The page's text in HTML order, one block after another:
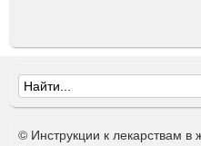
Ф
о
© Инструкции к лекарствам